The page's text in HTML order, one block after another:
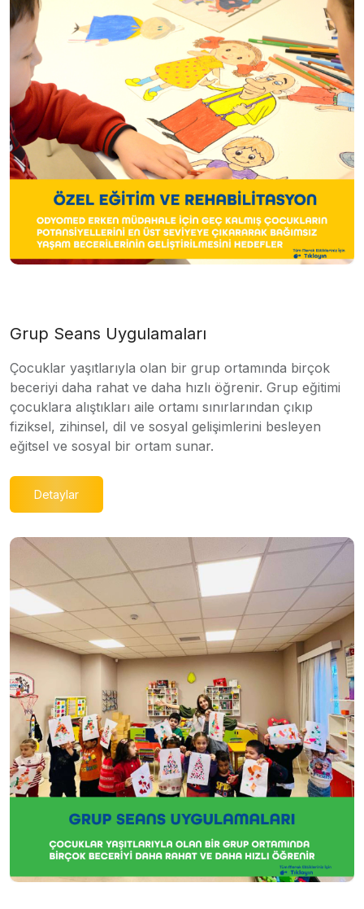
Grup Seans Uygulamaları
Çocuklar yaşıtlarıyla olan bir grup ortamında birçok
beceriyi daha rahat ve daha hızlı öğrenir. Grup eğitimi
çocuklara alıştıkları aile ortamı sınırlarından çıkıp
fiziksel, zihinsel, dil ve sosyal gelişimlerini besleyen
eğitsel ve sosyal bir ortam sunar.
Detaylar